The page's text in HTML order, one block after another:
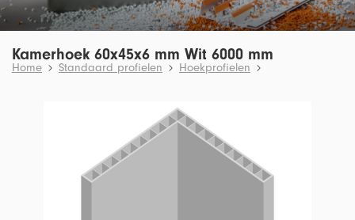
Kamerhoek 60x45x6 mm Wit 6000 mm
Home Standaard profielen Hoekprofielen